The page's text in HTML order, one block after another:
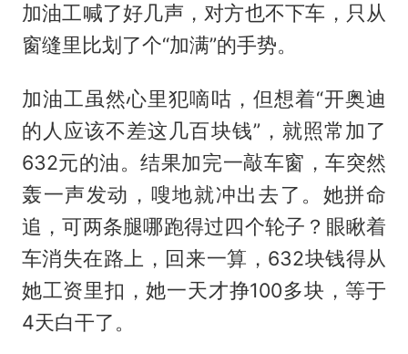
加油工喊了好几声，对方也不下车，只从
窗缝里比划了个“加满”的手势。
加油工虽然心里犯嘀咕，但想着“开奥迪
的人应该不差这几百块钱”，就照常加了
632元的油。结果加完一敲车窗，车突然
轰一声发动，嗖地就冲出去了。她拼命
追，可两条腿哪跑得过四个轮子？眼瞅着
车消失在路上，回来一算，632块钱得从
她工资里扣，她一天才挣100多块，等于
4天白干了。